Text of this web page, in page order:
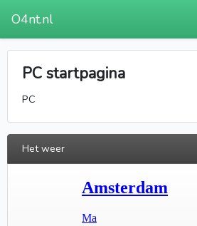
O4nt.nl
PC startpagina
PC
Het weer